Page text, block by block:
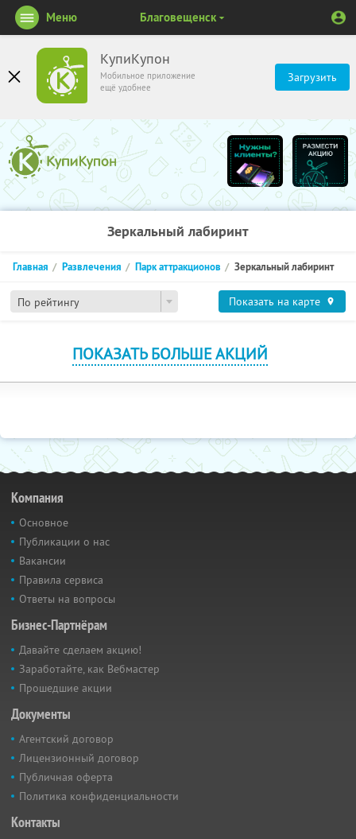
КупиКупон
Мобильное приложение
ещё удобнее
Загрузить
Меню Благовещенск
Зеркальный лабиринт
По рейтингу
Главная Развлечения Парк аттракционов Зеркальный лабиринт
Показать на карте
ПОКАЗАТЬ БОЛЬШЕ АКЦИЙ
Компания
Основное
Публикации о нас
Вакансии
Правила сервиса
Ответы на вопросы
Бизнес-Партнёрам
Давайте сделаем акцию!
Заработайте, как Вебмастер
Прошедшие акции
Документы
Агентский договор
Лицензионный договор
Публичная оферта
Политика конфиденциальности
Контакты